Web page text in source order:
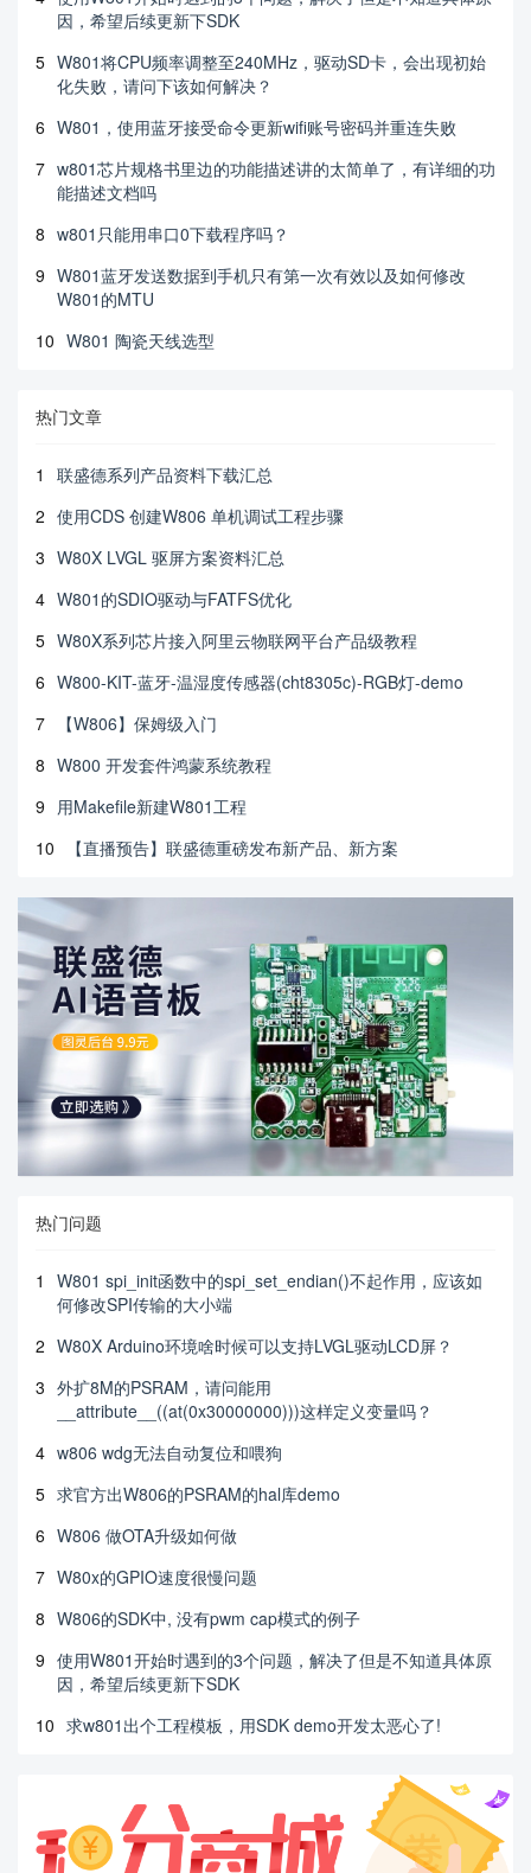
因，希望后续更新下SDK
5 W801将CPU频率调整至240MHz，驱动SD卡，会出现初始
化失败，请问下该如何解决？
6 W801，使用蓝牙接受命令更新wifi账号密码并重连失败
7 w801芯片规格书里边的功能描述讲的太简单了，有详细的功
能描述文档吗
8 w801只能用串口0下载程序吗？
9 W801蓝牙发送数据到手机只有第一次有效以及如何修改
W801的MTU
10 W801 陶瓷天线选型
热门文章
1
联盛德系列产品资料下载汇总
2 使用CDS 创建W806 单机调试工程步骤
3 W80X LVGL 驱屏方案资料汇总
4 W801的SDIO驱动与FATFS优化
5 W80X系列芯片接入阿里云物联网平台产品级教程
6 W800-KIT-蓝牙-温湿度传感器(cht8305c)-RGB灯-demo
7
【W806】保姆级入门
8 W800 开发套件鸿蒙系统教程
9 用Makefile新建W801工程
10
【直播预告】联盛德重磅发布新产品、新方案
热门问题
1
W801 spi_init函数中的spi_set_endian()不起作用，应该如
何修改SPI传输的大小端
2 W80X Arduino环境啥时候可以支持LVGL驱动LCD屏？
3 外扩8M的PSRAM，请问能用
__attribute__((at(0x30000000)))这样定义变量吗？
4 w806 wdg无法自动复位和喂狗
5 求官方出W806的PSRAM的hal库demo
6 W806 做OTA升级如何做
7 W80x的GPIO速度很慢问题
8 W806的SDK中, 没有pwm cap模式的例子
9 使用W801开始时遇到的3个问题，解决了但是不知道具体原
因，希望后续更新下SDK
10 求w801出个工程模板，用SDK demo开发太恶心了!